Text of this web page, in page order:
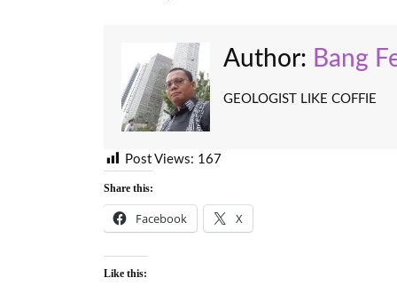
Author: Bang
GEOLOGIST LIKE COFFIE
Post Views: 167
Share this:
Facebook X
Like this: